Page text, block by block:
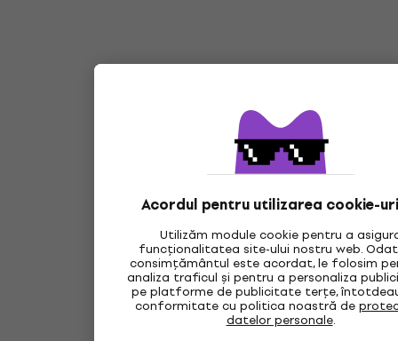
Acordul pentru utilizarea cookie-
Utilizăm module cookie pentru a
funcționalitatea site-ului nostru web.
consimțământul este acordat, le folosim
analiza traficul și pentru a personaliza
pe platforme de publicitate terțe,
conformitate cu politica noastră de
datelor personale.